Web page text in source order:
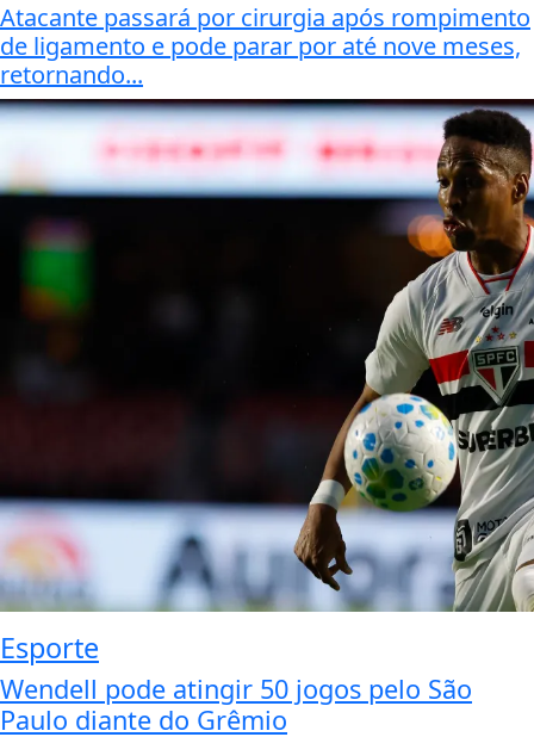
Atacante passará por cirurgia após rompimento
de ligamento e pode parar por até nove meses,
retornando...
Esporte
Wendell pode atingir 50 jogos pelo São
Paulo diante do Grêmio